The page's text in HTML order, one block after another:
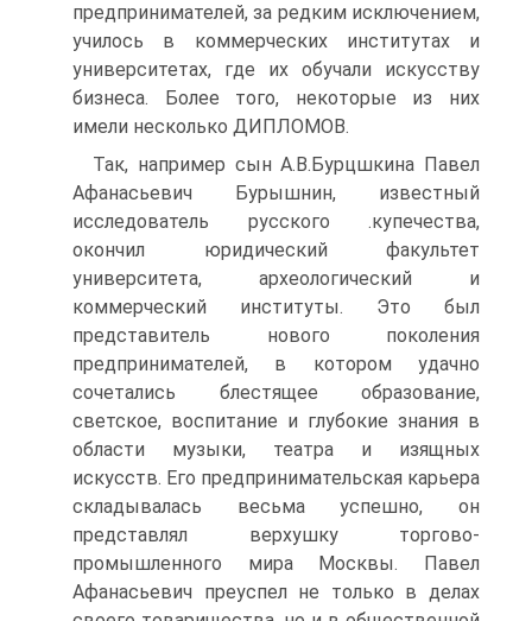
предпринимателей, за редким исключением,
училось в коммерческих институтах и
университетах, где их обучали искусству
бизнеса. Более того, некоторые из них
имели несколько ДИПЛОМОВ.
Так, например сын А.В.Бурцшкина Павел
Афанасьевич Бурышнин, известный
исследователь русского .купечества,
окончил юридический факультет
университета, археологический и
коммерческий институты. Это был
представитель нового поколения
предпринимателей, в котором удачно
сочетались блестящее образование,
светское, воспитание и глубокие знания в
области музыки, театра и изящных
искусств. Его предпринимательская карьера
складывалась весьма успешно, он
представлял верхушку торгово-
промышленного мира Москвы. Павел
Афанасьевич преуспел не только в делах